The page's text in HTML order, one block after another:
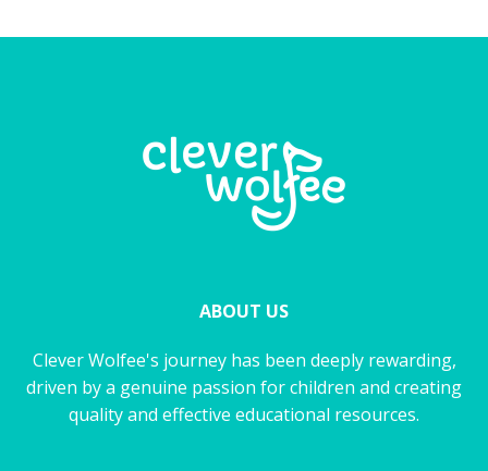
ABOUT US
Clever Wolfee's journey has been deeply rewarding,
driven by a genuine passion for children and creating
quality and effective educational resources.